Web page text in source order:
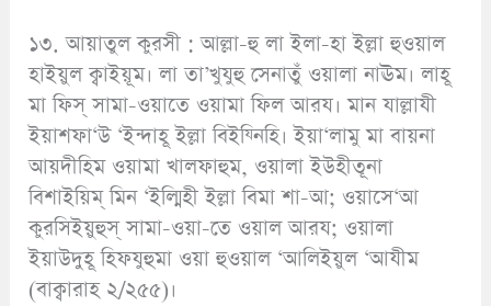
১৩. আয়াতুল কুরসী : আল্লা-হু লা ইলা-হা ইল্লা হুওয়াল
হাইয়ুল ক্বাইয়ূম। লা তা’খুযুহু সেনাতুঁ ওয়ালা নাঊম। লাহূ
মা ফিস্ সামা-ওয়াতে ওয়ামা ফিল আরয। মান যাল্লাযী
ইয়াশফা‘উ ‘ইন্দাহূ ইল্লা বিইয্নিহি। ইয়া‘লামু মা বায়না
আয়দীহিম ওয়ামা খালফাহুম, ওয়ালা ইউহীতূনা
বিশাইয়িম্ মিন ‘ইল্মিহী ইল্লা বিমা শা-আ; ওয়াসে‘আ
কুরসিইয়ুহুস্ সামা-ওয়া-তে ওয়াল আরয; ওয়ালা
ইয়াউদুহূ হিফযুহুমা ওয়া হুওয়াল ‘আলিইয়ুল ‘আযীম
(বাক্বারাহ ২/২৫৫)।